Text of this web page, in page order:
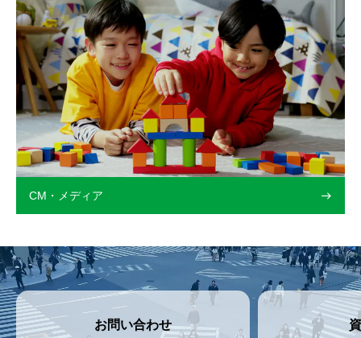
CM・メディア
お問い合わせ